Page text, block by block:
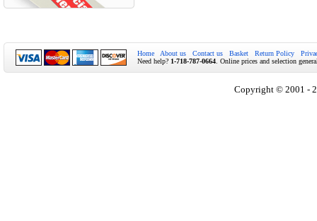
Home About us Contact us Basket Return Policy
Need help? 1-718-787-0664 . Online prices and selection
Copyright © 2001 -